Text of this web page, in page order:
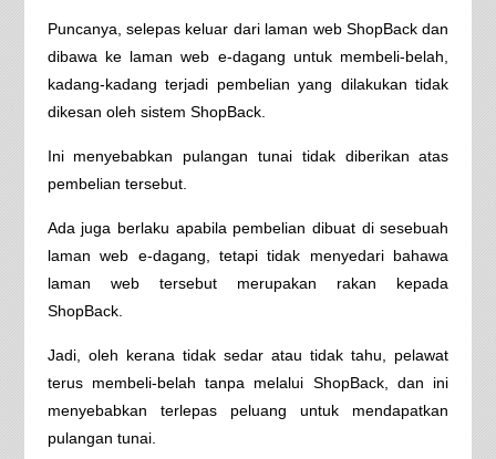
Puncanya, selepas keluar dari laman web ShopBack dan
dibawa ke laman web e-dagang untuk membeli-belah,
kadang-kadang terjadi pembelian yang dilakukan tidak
dikesan oleh sistem ShopBack.
Ini menyebabkan pulangan tunai tidak diberikan atas
pembelian tersebut.
Ada juga berlaku apabila pembelian dibuat di sesebuah
laman web e-dagang, tetapi tidak menyedari bahawa
laman web tersebut merupakan rakan kepada
ShopBack.
Jadi, oleh kerana tidak sedar atau tidak tahu, pelawat
terus membeli-belah tanpa melalui ShopBack, dan ini
menyebabkan terlepas peluang untuk mendapatkan
pulangan tunai.